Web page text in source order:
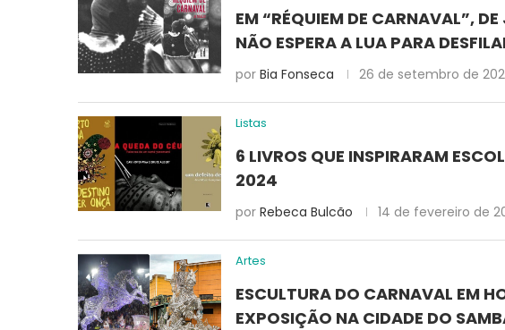
EM “RÉQUIEM DE CARNAVAL”,
NÃO ESPERA A LUA PARA
por Bia Fonseca 26 de setembro de
Listas
6 LIVROS QUE INSPIRARAM
2024
por Rebeca Bulcão 14 de fevereiro de
Artes
ESCULTURA DO CARNAVAL EM
EXPOSIÇÃO NA CIDADE DO